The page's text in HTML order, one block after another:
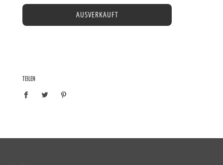
AUSVERKAUFT
TEILEN